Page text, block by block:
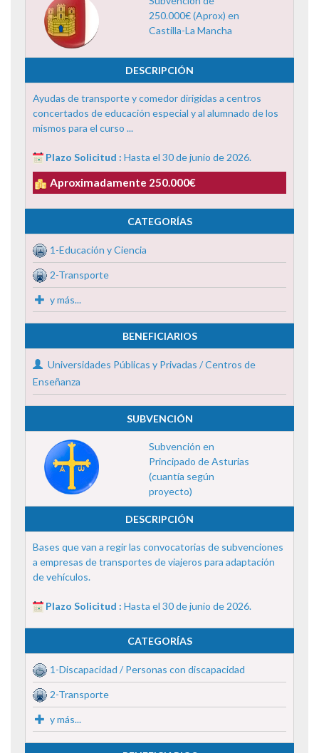
250.000€ (Aprox) en
Castilla-La Mancha
DESCRIPCIÓN
Ayudas de transporte y comedor dirigidas a centros
concertados de educación especial y al alumnado de los
mismos para el curso ...
Plazo Solicitud : Hasta el 30 de junio de 2026.
Aproximadamente 250.000€
CATEGORÍAS
1-Educación y Ciencia
2-Transporte
y más...
BENEFICIARIOS
Universidades Públicas y Privadas / Centros de
Enseñanza
SUBVENCIÓN
Subvención en
Principado de Asturias
(cuantía según
proyecto)
DESCRIPCIÓN
Bases que van a regir las convocatorias de subvenciones
a empresas de transportes de viajeros para adaptación
de vehículos.
Plazo Solicitud : Hasta el 30 de junio de 2026.
CATEGORÍAS
1-Discapacidad / Personas con discapacidad
2-Transporte
y más...